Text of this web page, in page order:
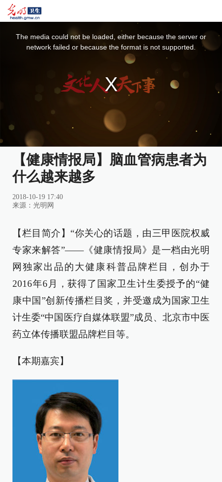
The media could not be loaded, either because the server or
network failed or because the format is not supported.
【健康情报局】脑血管病患者为
什么越来越多
2018-10-19 17:40
来源：光明网
【栏目简介】“你关心的话题，由三甲医院权威
专家来解答”——《健康情报局》是一档由光明
网独家出品的大健康科普品牌栏目，创办于
2016年6月，获得了国家卫生计生委授予的“健
康中国”创新传播栏目奖，并受邀成为国家卫生
计生委“中国医疗自媒体联盟”成员、北京市中医
药立体传播联盟品牌栏目等。
【本期嘉宾】